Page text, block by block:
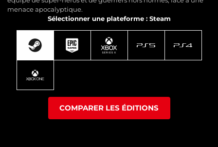
menace apocalyptique.
Sélectionner une plateforme : Steam
COMPARER LES ÉDITIONS